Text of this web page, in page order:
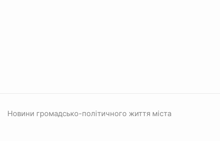
Новини громадсько-політичного життя міста